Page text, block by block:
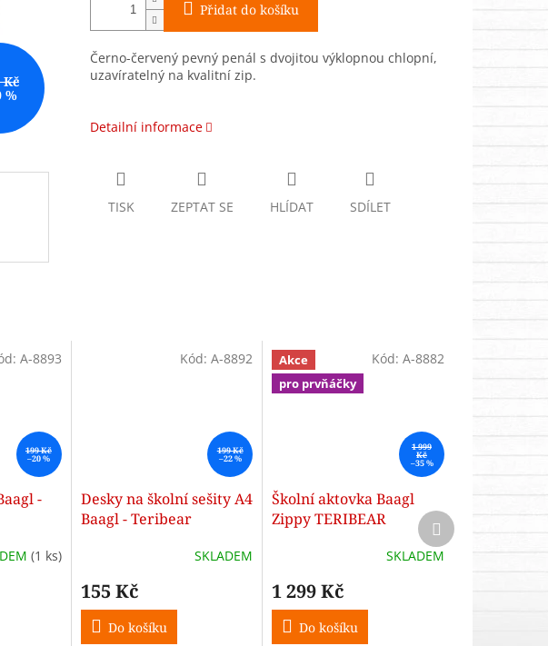
Kč
%
Přidat do košíku
Černo-červený pevný penál s dvojitou výklopnou chlopní,
uzavíratelný na kvalitní zip.
Detailní informace
TISK ZEPTAT SE HLÍDAT SDÍLET
199 Kč
–20 %
-
(1 ks)
A-8893
199 Kč
–22 %
Desky na školní sešity A4
Baagl - Teribear
SKLADEM
155 Kč
Do košíku
Kód:A-8892
Akce
pro prvňáčky
1 999
Kč
–35 %
Školní aktovka Baagl
Zippy TERIBEAR
SKLADEM
1 299 Kč
Do košíku
Kód: A-8882
Další
produkt